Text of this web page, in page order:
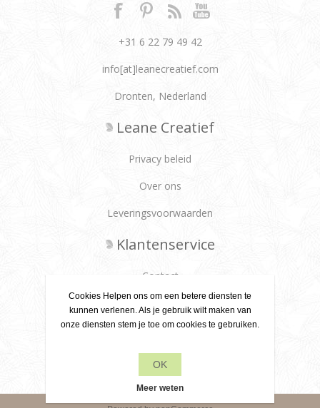
+31 6 22 79 49 42
info[at]leanecreatief.com
Dronten, Nederland
Leane Creatief
Privacy beleid
Over ons
Leveringsvoorwaarden
Klantenservice
Contact
Producten
Zoek
Cookies Helpen ons om een betere diensten te
kunnen verlenen. Als je gebruik wilt maken van
onze diensten stem je toe om cookies te gebruiken.
OK
Meer weten